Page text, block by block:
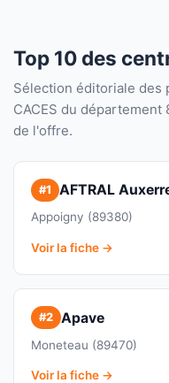
Top 10 des
Sélection éditoriale des
CACES du
de l'offre.
#1 AFTRAL
Appoigny (89380)
Voir la fiche →
#2 Apave
Moneteau (89470)
Voir la fiche →